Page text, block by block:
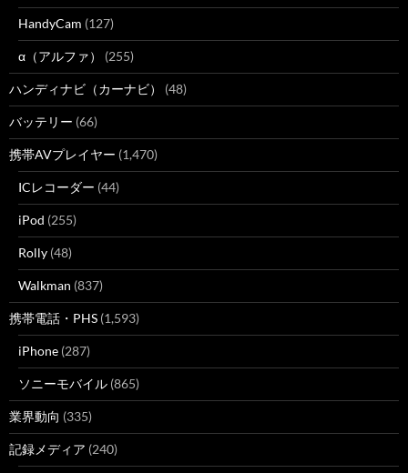
HandyCam (127)
α（アルファ） (255)
ハンディナビ（カーナビ） (48)
バッテリー (66)
携帯AVプレイヤー (1,470)
ICレコーダー (44)
iPod (255)
Rolly (48)
Walkman (837)
携帯電話・PHS (1,593)
iPhone (287)
ソニーモバイル (865)
業界動向 (335)
記録メディア (240)